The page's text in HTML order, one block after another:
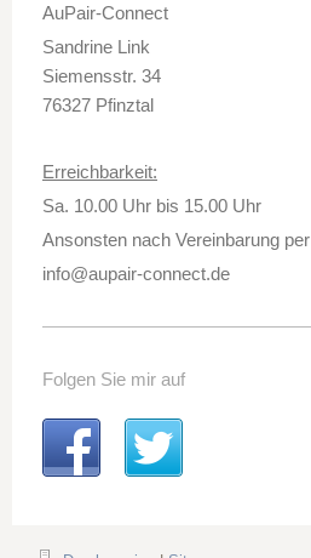
AuPair-Connect
Sandrine Link
Siemensstr. 34
76327 Pfinztal
Erreichbarkeit:
Sa. 10.00 Uhr bis 15.00 Uhr
Ansonsten nach Vereinbarung
info@aupair-connect.de
Folgen Sie mir auf